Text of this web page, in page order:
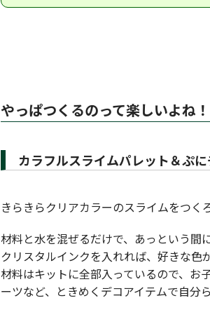
やっぱつくるのって楽しいよね！
カラフルスライムパレット＆ぷ
きらきらクリアカラーのスライムをつく
材料と水を混ぜるだけで、あっという間
クリスタルインクを入れれば、好きな色
材料はキットに全部入っているので、お
ーツなど、ときめくデコアイテムで自分